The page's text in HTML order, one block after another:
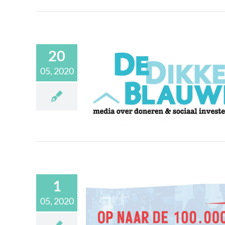
20
05, 2020
in De Dikke
1
05, 2020
waarde